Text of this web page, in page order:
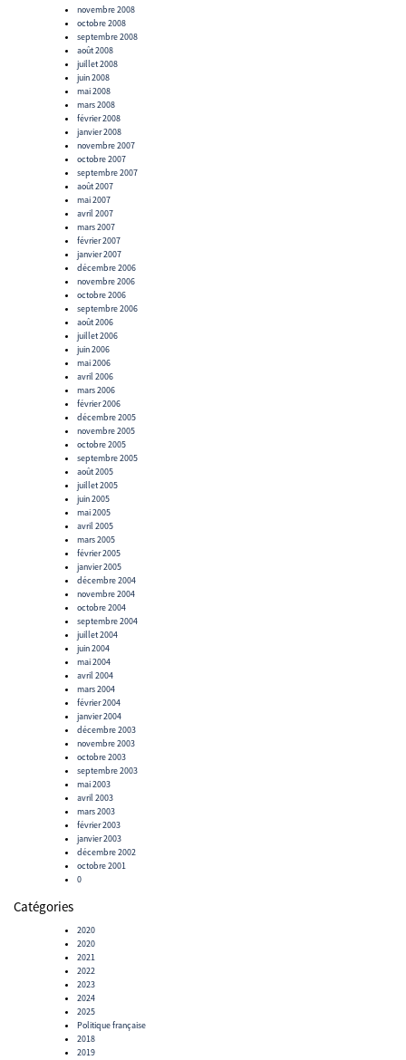
novembre 2008
octobre 2008
septembre 2008
août 2008
juillet 2008
juin 2008
mai 2008
mars 2008
février 2008
janvier 2008
novembre 2007
octobre 2007
septembre 2007
août 2007
mai 2007
avril 2007
mars 2007
février 2007
janvier 2007
décembre 2006
novembre 2006
octobre 2006
septembre 2006
août 2006
juillet 2006
juin 2006
mai 2006
avril 2006
mars 2006
février 2006
décembre 2005
novembre 2005
octobre 2005
septembre 2005
août 2005
juillet 2005
juin 2005
mai 2005
avril 2005
mars 2005
février 2005
janvier 2005
décembre 2004
novembre 2004
octobre 2004
septembre 2004
juillet 2004
juin 2004
mai 2004
avril 2004
mars 2004
février 2004
janvier 2004
décembre 2003
novembre 2003
octobre 2003
septembre 2003
mai 2003
avril 2003
mars 2003
février 2003
janvier 2003
décembre 2002
octobre 2001
0
Catégories
2020
2020
2021
2022
2023
2024
2025
Politique française
2018
2019